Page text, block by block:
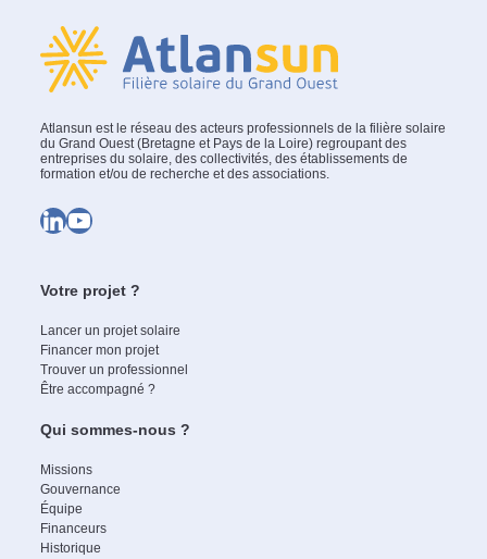
Atlansun est le réseau des acteurs professionnels de la filière solaire
du Grand Ouest (Bretagne et Pays de la Loire) regroupant des
entreprises du solaire, des collectivités, des établissements de
formation et/ou de recherche et des associations.
LinkedIn
YouTube
Votre projet ?
Lancer un projet solaire
Financer mon projet
Trouver un professionnel
Être accompagné ?
Qui sommes-nous ?
Missions
Gouvernance
Équipe
Financeurs
Historique